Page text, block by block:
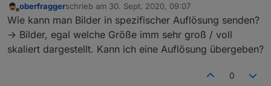
Ist es möglich, in Deinem Keyboard Block noch ein Feld
für den Empfänger/User einzubauen? Das wäre
grandios :)
Ich habe dazu auch gerade ein Issue auf GitHub
erstellt.
Offline
oberfraggerschrieb am 30. Sept. 2020, 09:07
zuletzt editiert von
Wie kann man Bilder in spezifischer Auflösung senden?
-> Bilder, egal welche Größe imm sehr groß / voll
skaliert dargestellt. Kann ich eine Auflösung übergeben?
0